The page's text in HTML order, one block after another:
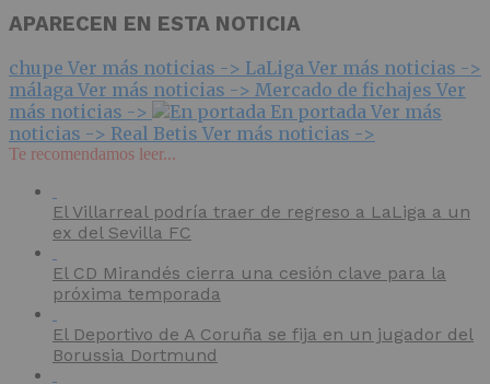
APARECEN EN ESTA NOTICIA
chupe Ver más noticias -> LaLiga Ver más noticias ->
málaga Ver más noticias -> Mercado de fichajes Ver
más noticias ->
En portada Ver más
noticias -> Real Betis Ver más noticias ->
Te recomendamos leer...
El Villarreal podría traer de regreso a LaLiga a un
ex del Sevilla FC
El CD Mirandés cierra una cesión clave para la
próxima temporada
El Deportivo de A Coruña se fija en un jugador del
Borussia Dortmund